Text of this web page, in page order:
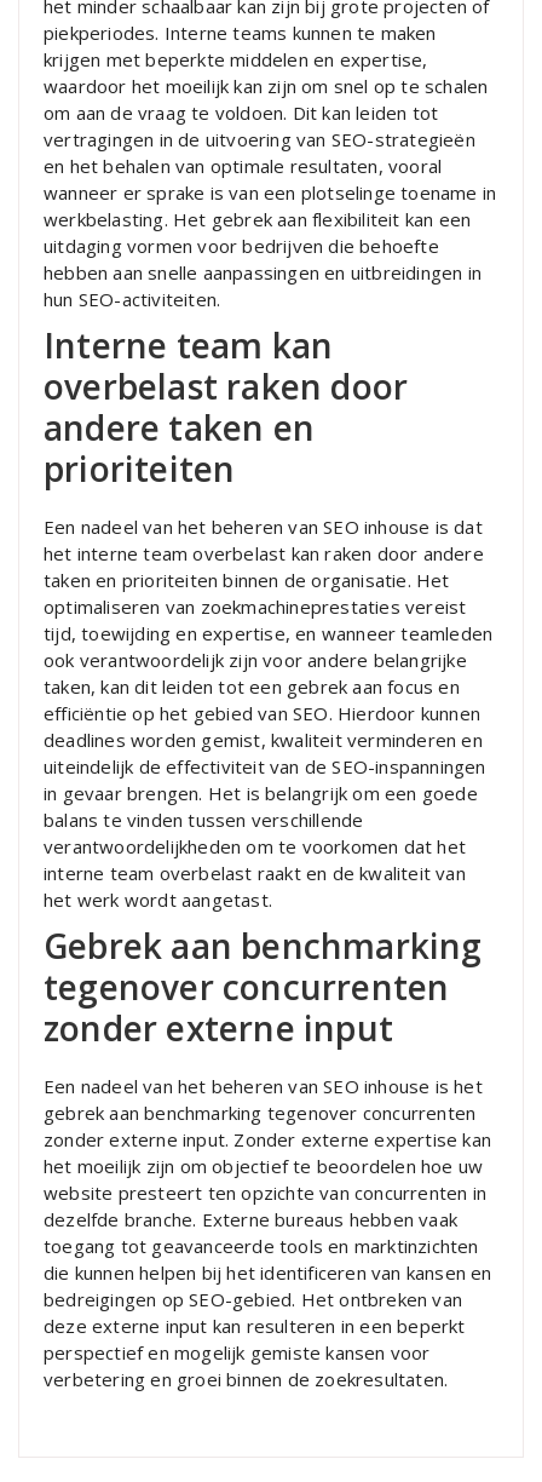
het minder schaalbaar kan zijn bij grote projecten of
piekperiodes. Interne teams kunnen te maken
krijgen met beperkte middelen en expertise,
waardoor het moeilijk kan zijn om snel op te schalen
om aan de vraag te voldoen. Dit kan leiden tot
vertragingen in de uitvoering van SEO-strategieën
en het behalen van optimale resultaten, vooral
wanneer er sprake is van een plotselinge toename in
werkbelasting. Het gebrek aan flexibiliteit kan een
uitdaging vormen voor bedrijven die behoefte
hebben aan snelle aanpassingen en uitbreidingen in
hun SEO-activiteiten.
Interne team kan
overbelast raken door
andere taken en
prioriteiten
Een nadeel van het beheren van SEO inhouse is dat
het interne team overbelast kan raken door andere
taken en prioriteiten binnen de organisatie. Het
optimaliseren van zoekmachineprestaties vereist
tijd, toewijding en expertise, en wanneer teamleden
ook verantwoordelijk zijn voor andere belangrijke
taken, kan dit leiden tot een gebrek aan focus en
efficiëntie op het gebied van SEO. Hierdoor kunnen
deadlines worden gemist, kwaliteit verminderen en
uiteindelijk de effectiviteit van de SEO-inspanningen
in gevaar brengen. Het is belangrijk om een goede
balans te vinden tussen verschillende
verantwoordelijkheden om te voorkomen dat het
interne team overbelast raakt en de kwaliteit van
het werk wordt aangetast.
Gebrek aan benchmarking
tegenover concurrenten
zonder externe input
Een nadeel van het beheren van SEO inhouse is het
gebrek aan benchmarking tegenover concurrenten
zonder externe input. Zonder externe expertise kan
het moeilijk zijn om objectief te beoordelen hoe uw
website presteert ten opzichte van concurrenten in
dezelfde branche. Externe bureaus hebben vaak
toegang tot geavanceerde tools en marktinzichten
die kunnen helpen bij het identificeren van kansen en
bedreigingen op SEO-gebied. Het ontbreken van
deze externe input kan resulteren in een beperkt
perspectief en mogelijk gemiste kansen voor
verbetering en groei binnen de zoekresultaten.